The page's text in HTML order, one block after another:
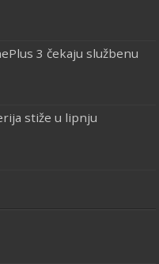
3 čekaju službenu
stiže u lipnju